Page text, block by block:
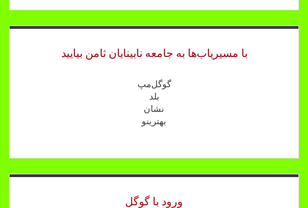
با مسیریاب‌ها به جامعه نابینایان ثامن بیایید
گوگل‌مپ
بلد
نشان
بهترینو
ورود با گوگل